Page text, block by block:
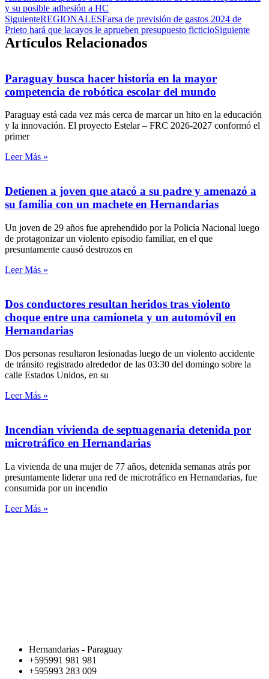
y su posible adhesión a HC
SiguienteREGIONALESFarsa de previsión de gastos 2024 de
Prieto hará que lacayos le aprueben presupuesto ficticioSiguiente
Artículos Relacionados
Paraguay busca hacer historia en la mayor
competencia de robótica escolar del mundo
Paraguay está cada vez más cerca de marcar un hito en la educación
y la innovación. El proyecto Estelar – FRC 2026-2027 conformó el
primer
Leer Más »
Detienen a joven que atacó a su padre y amenazó a
su familia con un machete en Hernandarias
Un joven de 29 años fue aprehendido por la Policía Nacional luego
de protagonizar un violento episodio familiar, en el que
presuntamente causó destrozos en
Leer Más »
Dos conductores resultan heridos tras violento
choque entre una camioneta y un automóvil en
Hernandarias
Dos personas resultaron lesionadas luego de un violento accidente
de tránsito registrado alrededor de las 03:30 del domingo sobre la
calle Estados Unidos, en su
Leer Más »
Incendian vivienda de septuagenaria detenida por
microtráfico en Hernandarias
La vivienda de una mujer de 77 años, detenida semanas atrás por
presuntamente liderar una red de microtráfico en Hernandarias, fue
consumida por un incendio
Leer Más »
Hernandarias - Paraguay
+595991 981 981
+595993 283 009